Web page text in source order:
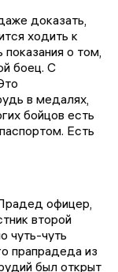
доказать,
ходить к
о том,
боец. С
в медалях,
бойцов есть
Есть
офицер,
второй
чуть-чуть
прапрадеда из
был открыт